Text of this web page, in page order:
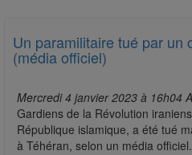
Un paramilitaire tué par un
(média officiel)
Mercredi 4 janvier 2023 à 16h04
Gardiens de la Révolution
République islamique, a été tué
à Téhéran, selon un média officiel.